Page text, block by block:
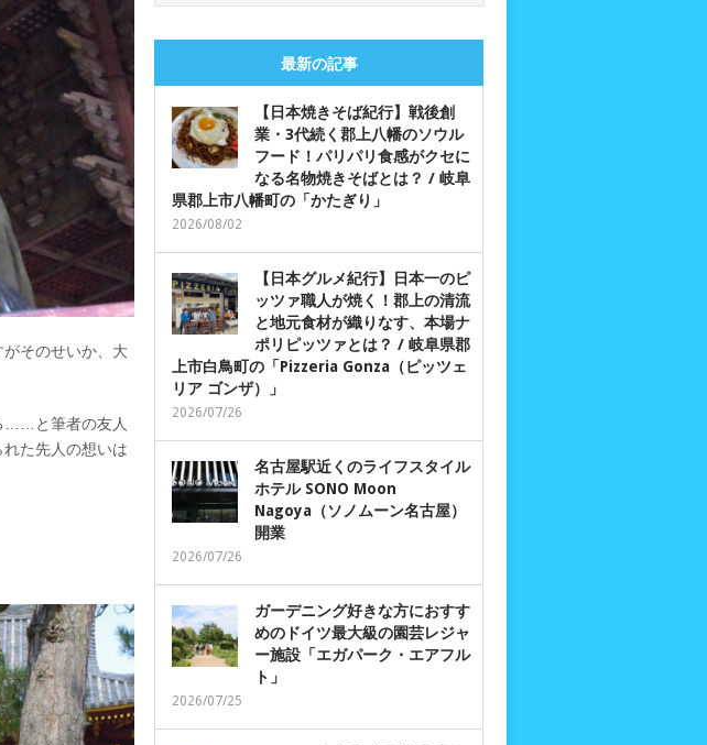
そのせいか、大
……と筆者の友人
た先人の想いは
最新の記事
【日本焼きそば紀行】戦後創
業・3代続く郡上八幡のソウル
フード！パリパリ食感がクセに
なる名物焼きそばとは？ / 岐阜
県郡上市八幡町の「かたぎり」
2026/08/02
【日本グルメ紀行】日本一のピ
ッツァ職人が焼く！郡上の清流
と地元食材が織りなす、本場ナ
ポリピッツァとは？ / 岐阜県郡
上市白鳥町の「Pizzeria Gonza（ピッツェ
リア ゴンザ）」
2026/07/26
名古屋駅近くのライフスタイル
ホテル SONO Moon
Nagoya（ソノムーン名古屋）
開業
2026/07/26
ガーデニング好きな方におすす
めのドイツ最大級の園芸レジャ
ー施設「エガパーク・エアフル
ト」
2026/07/25